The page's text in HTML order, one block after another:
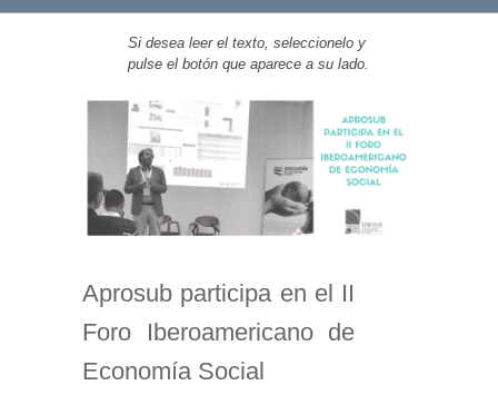
Si desea leer el texto, seleccionelo y
pulse el botón que aparece a su lado.
Aprosub participa en el II
Foro Iberoamericano de
Economía Social